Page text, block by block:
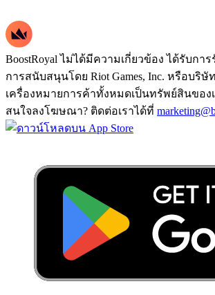
BoostRoyal ไม่ได้มีความเกี่ยวข้อง ได้รับกา
การสนับสนุนโดย Riot Games, Inc. หรือบริษั
เครื่องหมายการค้าทั้งหมดเป็นทรัพย์สินของ
สนใจลงโฆษณา? ติดต่อเราได้ที่